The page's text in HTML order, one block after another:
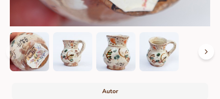
Autor